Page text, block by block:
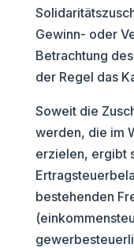
Gewinn- oder
Betrachtung
der Regel das
Soweit die
werden, die im
erzielen, ergibt
bestehenden